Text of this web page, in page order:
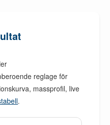
reglage för
massprofil, live
.